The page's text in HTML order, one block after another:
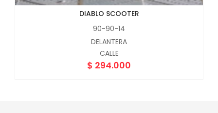
DIABLO SCOOTER
90-90-14
DELANTERA
CALLE
$ 294.000